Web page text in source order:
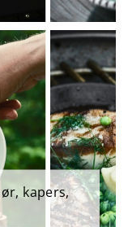
kapers,